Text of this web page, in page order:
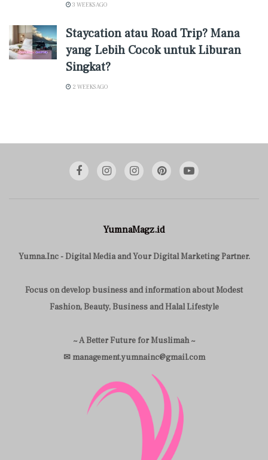
3 WEEKS AGO
Staycation atau Road Trip? Mana
yang Lebih Cocok untuk Liburan
Singkat?
2 WEEKS AGO
YumnaMagz.id
Yumna.Inc - Digital Media and Your Digital Marketing Partner.
Focus on develop business and information about Modest
Fashion, Beauty, Business and Halal Lifestyle
~ A Better Future for Muslimah ~
✉ management.yumnainc@gmail.com